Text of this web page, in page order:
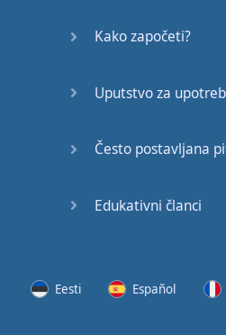
Kako započeti?
Uputstvo za
Često postavljana
Edukativni članci
Eesti Español